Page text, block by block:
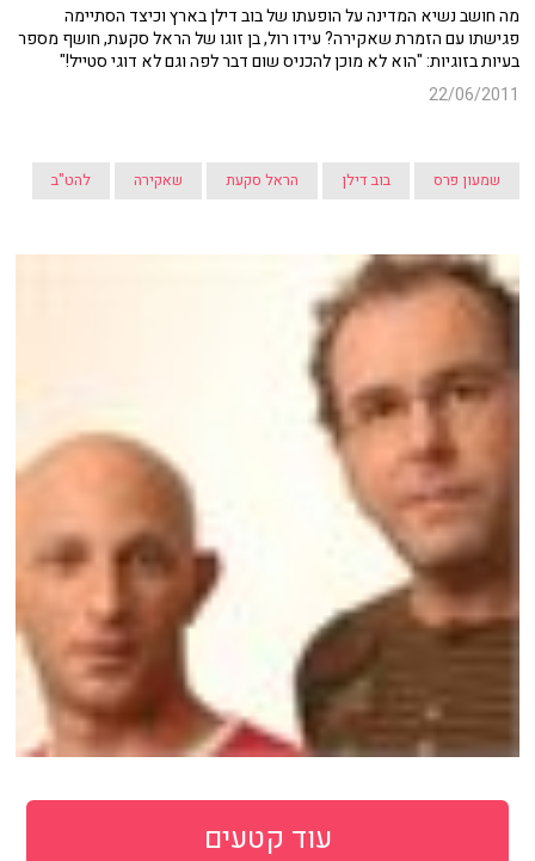
מה חושב נשיא המדינה על הופעתו של בוב דילן בארץ וכיצד הסתיימה
פגישתו עם הזמרת שאקירה? עידו רול, בן זוגו של הראל סקעת, חושף מספר
בעיות בזוגיות: "הוא לא מוכן להכניס שום דבר לפה וגם לא דוגי סטייל!"
22/06/2011
שמעון פרס בוב דילן הראל סקעת שאקירה להט"ב
עוד קטעים